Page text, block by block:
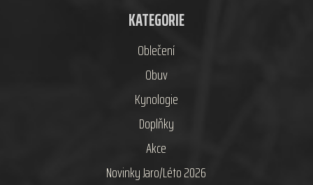
KATEGORIE
Oblečení
Obuv
Kynologie
Doplňky
Akce
Novinky Jaro/Léto 2026